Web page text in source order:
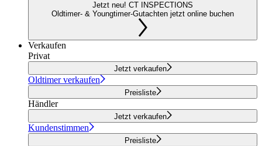
Jetzt neu! CT INSPECTIONS
Oldtimer- & Youngtimer-Gutachten jetzt online buchen
Verkaufen
Privat
Jetzt verkaufen
Oldtimer verkaufen
Preisliste
Händler
Jetzt verkaufen
Kundenstimmen
Preisliste